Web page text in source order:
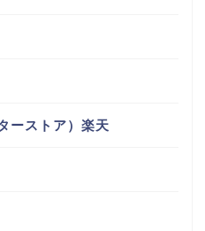
ーストア）楽天